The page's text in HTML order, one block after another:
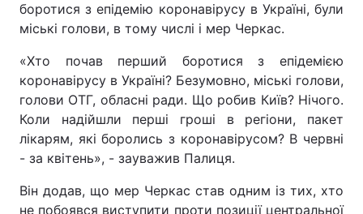
боротися з епідемію коронавірусу в Україні, були
міські голови, в тому числі і мер Черкас.
«Хто почав перший боротися з епідемією
коронавірусу в Україні? Безумовно, міські голови,
голови ОТГ, обласні ради. Що робив Київ? Нічого.
Коли надійшли перші гроші в регіони, пакет
лікарям, які боролись з коронавірусом? В червні
- за квітень», - зауважив Палиця.
Він додав, що мер Черкас став одним із тих, хто
не побоявся виступити проти позиції центральної